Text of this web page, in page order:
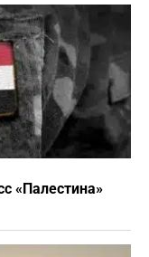
«Палестина»